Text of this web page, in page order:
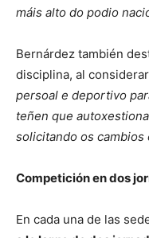
máis alto do podio
Bernárdez también
disciplina, al
persoal e deportivo
teñen que
solicitando os
Competición en dos
En cada una de las